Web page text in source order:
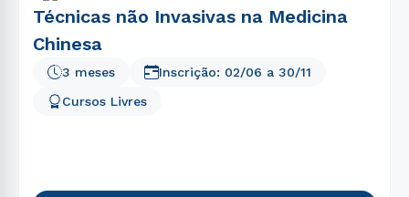
Técnicas não Invasivas na Medicina
Chinesa
3 meses
Cursos Livres
Inscrição: 02/06 a 30/11